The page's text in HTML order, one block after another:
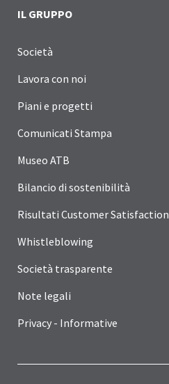
IL GRUPPO
Società
Lavora con noi
Piani e progetti
Comunicati Stampa
Museo ATB
Bilancio di sostenibilità
Risultati Customer Satisfaction
Whistleblowing
Società trasparente
Note legali
Privacy - Informative